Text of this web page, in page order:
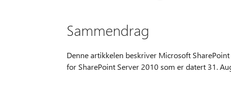
Sammendrag
Denne artikkelen beskriver Microsoft
for SharePoint Server 2010 som er datert 31.